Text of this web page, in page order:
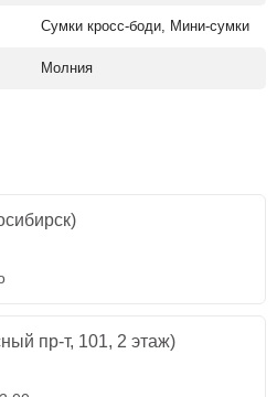
Сумки кросс-боди, Мини-сумки
Молния
пр-т, 101, 2 этаж)